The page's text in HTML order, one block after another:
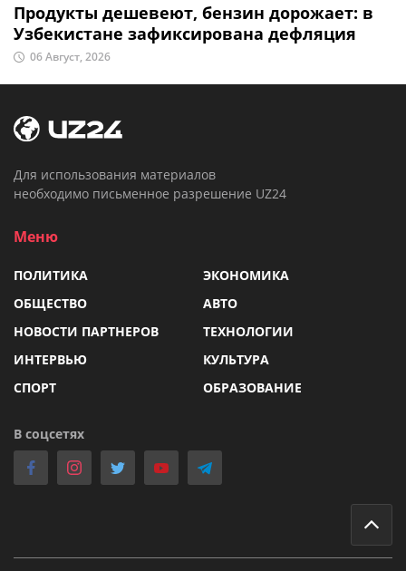
Продукты дешевеют, бензин дорожает: в
Узбекистане зафиксирована дефляция
06 Август, 2026
Для использования материалов
необходимо письменное разрешение UZ24
Меню
ПОЛИТИКА
ЭКОНОМИКА
ОБЩЕСТВО
АВТО
НОВОСТИ ПАРТНЕРОВ
ТЕХНОЛОГИИ
ИНТЕРВЬЮ
КУЛЬТУРА
СПОРТ
ОБРАЗОВАНИЕ
В соцсетях